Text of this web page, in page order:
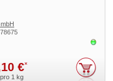
€*
pro 1 kg